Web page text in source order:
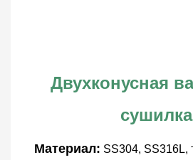
Двухконусная
сушилка
Материал: SS304, SS316L,